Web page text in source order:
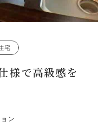
宅
様で高級感を
ン